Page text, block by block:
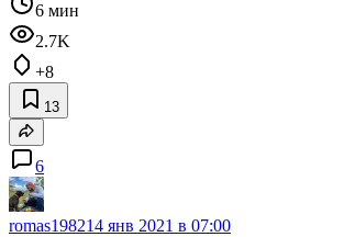
6 мин
2.7K
+8
13
6
romas198214 янв 2021 в 07:00